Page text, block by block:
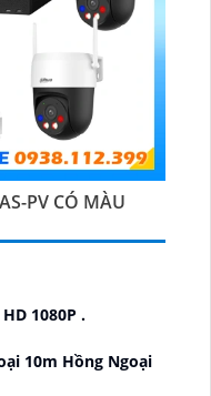
PV CÓ MÀU
1080P .
10m Hồng Ngoại